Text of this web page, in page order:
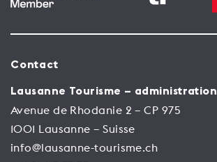
Contact
Lausanne Tourisme – administration
Avenue de Rhodanie 2 – CP 975
1001 Lausanne – Suisse
info@lausanne-tourisme.ch